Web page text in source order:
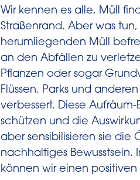
Wir kennen es alle, Müll
Straßenrand. Aber was
herumliegenden Müll
an den Abfällen zu
Pflanzen oder sogar
Flüssen, Parks und
verbessert. Diese
schützen und die
aber sensibilisieren sie
nachhaltiges
können wir einen positiven